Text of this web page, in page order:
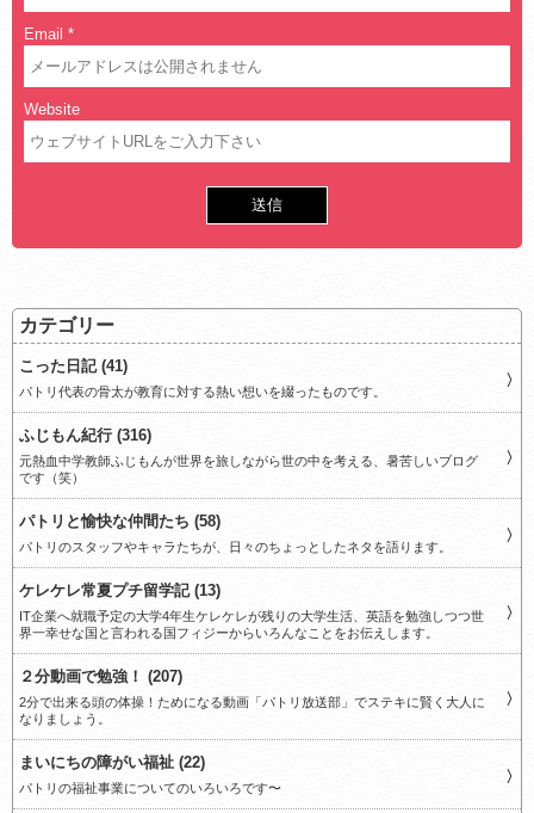
Email *
Website
カテゴリー
こった日記 (41)
パトリ代表の骨太が教育に対する熱い想いを綴ったものです。
ふじもん紀行 (316)
元熱血中学教師ふじもんが世界を旅しながら世の中を考える、暑苦しいブログ
です（笑）
パトリと愉快な仲間たち (58)
パトリのスタッフやキャラたちが、日々のちょっとしたネタを語ります。
ケレケレ常夏プチ留学記 (13)
IT企業へ就職予定の大学4年生ケレケレが残りの大学生活、英語を勉強しつつ世
界一幸せな国と言われる国フィジーからいろんなことをお伝えします。
２分動画で勉強！ (207)
2分で出来る頭の体操！ためになる動画「パトリ放送部」でステキに賢く大人に
なりましょう。
まいにちの障がい福祉 (22)
パトリの福祉事業についてのいろいろです〜